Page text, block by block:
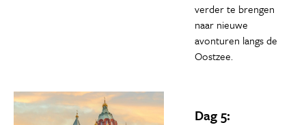
verder te brengen
naar nieuwe
avonturen langs de
Oostzee.
Dag 5: